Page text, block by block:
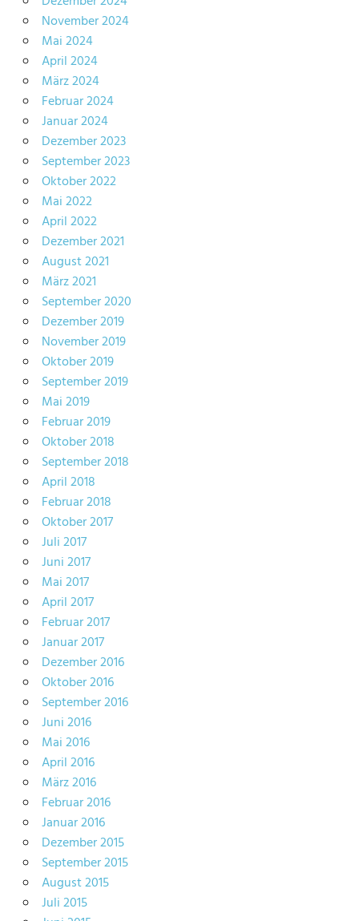
November 2024
Mai 2024
April 2024
März 2024
Februar 2024
Januar 2024
Dezember 2023
September 2023
Oktober 2022
Mai 2022
April 2022
Dezember 2021
August 2021
März 2021
September 2020
Dezember 2019
November 2019
Oktober 2019
September 2019
Mai 2019
Februar 2019
Oktober 2018
September 2018
April 2018
Februar 2018
Oktober 2017
Juli 2017
Juni 2017
Mai 2017
April 2017
Februar 2017
Januar 2017
Dezember 2016
Oktober 2016
September 2016
Juni 2016
Mai 2016
April 2016
März 2016
Februar 2016
Januar 2016
Dezember 2015
September 2015
August 2015
Juli 2015